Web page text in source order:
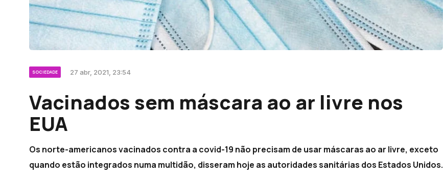
SOCIEDADE 27 abr, 2021, 23:54
Vacinados sem máscara ao ar livre nos
EUA
Os norte-americanos vacinados contra a covid-19 não precisam de usar máscaras ao ar livre, exceto
quando estão integrados numa multidão, disseram hoje as autoridades sanitárias dos Estados Unidos.